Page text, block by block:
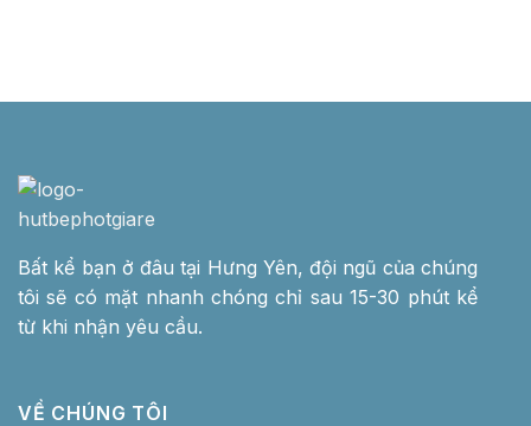
Bất kể bạn ở đâu tại Hưng Yên, đội ngũ của chúng
tôi sẽ có mặt nhanh chóng chỉ sau 15-30 phút kể
từ khi nhận yêu cầu.
VỀ CHÚNG TÔI